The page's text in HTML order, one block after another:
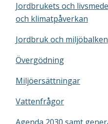
Jordbrukets och
och klimatpåverkan
Jordbruk och miljöbalken
Övergödning
Miljöersättningar
Vattenfrågor